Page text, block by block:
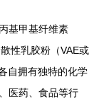
基甲基纤维素
性乳胶粉（VAE或
自拥有独特的化学
医药、食品等行